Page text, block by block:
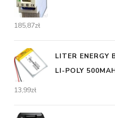
185,87zł
LITER ENERGY
LI-POLY
13,99zł